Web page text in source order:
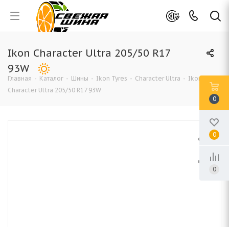
Ikon Character Ultra 205/50 R17
93W
Главная - Каталог - Шины - Ikon Tyres - Character Ultra - Ikon
Character Ultra 205/50 R17 93W
0
0
0